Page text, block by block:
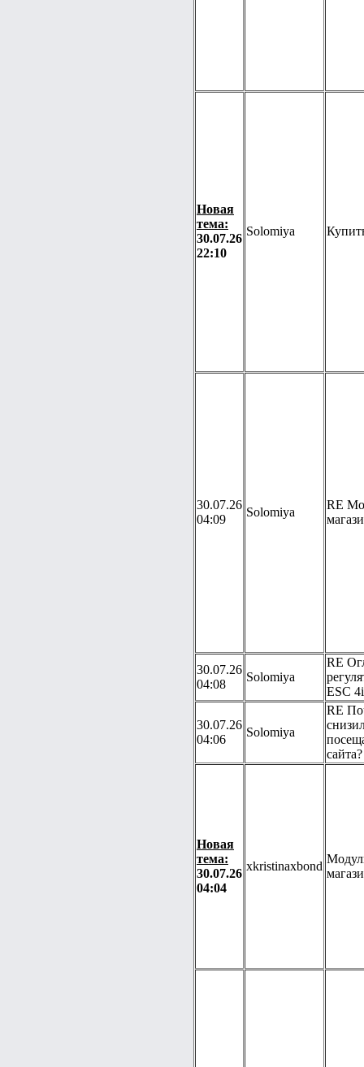
Новая
тема:
30.07.26
22:10
Solomiya
30.07.26
04:09
Solomiya
RE
30.07.26
04:08
Solomiya
RE
ESC
30.07.26
04:06
Solomiya
RE
сайта?
Новая
тема:
30.07.26
04:04
xkristinaxbond